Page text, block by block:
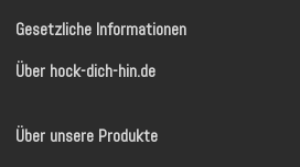
Gesetzliche Informationen
Über hock-dich-hin.de
Über unsere Produkte